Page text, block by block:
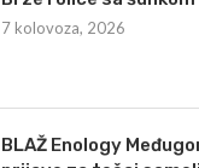
7 kolovoza, 2026
BLAŽ Enology